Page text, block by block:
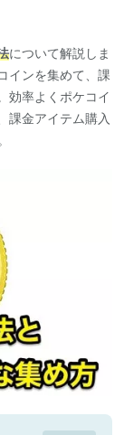
について解説しま
インを集めて、課
効率よくポケコイ
課金アイテム購入